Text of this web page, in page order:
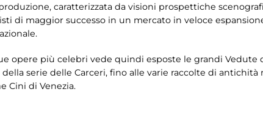
caratterizzata da visioni prospettiche
di maggior successo in un mercato in veloce
opere più celebri vede quindi esposte le grandi Vedute
serie delle Carceri, fino alle varie raccolte di
Cini di Venezia.